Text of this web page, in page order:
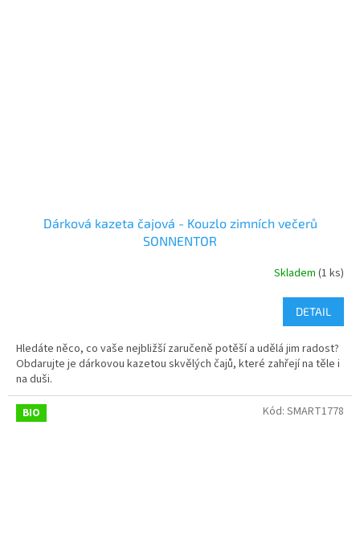
Dárková kazeta čajová - Kouzlo zimních večerů
SONNENTOR
Skladem (1 ks)
DETAIL
Hledáte něco, co vaše nejbližší zaručeně potěší a udělá jim radost?
Obdarujte je dárkovou kazetou skvělých čajů, které zahřejí na těle i
na duši.
BIO Kód: SMART1778